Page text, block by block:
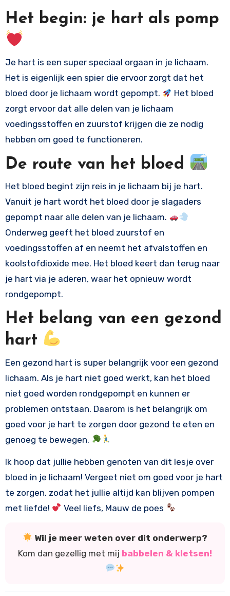
Het begin: je hart als pomp
Je hart is een super speciaal orgaan in je lichaam.
Het is eigenlijk een spier die ervoor zorgt dat het
bloed door je lichaam wordt gepompt.
Het bloed
zorgt ervoor dat alle delen van je lichaam
voedingsstoffen en zuurstof krijgen die ze nodig
hebben om goed te functioneren.
De route van het bloed
Het bloed begint zijn reis in je lichaam bij je hart.
Vanuit je hart wordt het bloed door je slagaders
gepompt naar alle delen van je lichaam.
Onderweg geeft het bloed zuurstof en
voedingsstoffen af en neemt het afvalstoffen en
koolstofdioxide mee. Het bloed keert dan terug naar
je hart via je aderen, waar het opnieuw wordt
rondgepompt.
Het belang van een gezond
hart
Een gezond hart is super belangrijk voor een gezond
lichaam. Als je hart niet goed werkt, kan het bloed
niet goed worden rondgepompt en kunnen er
problemen ontstaan. Daarom is het belangrijk om
goed voor je hart te zorgen door gezond te eten en
genoeg te bewegen.
Ik hoop dat jullie hebben genoten van dit lesje over
bloed in je lichaam! Vergeet niet om goed voor je hart
te zorgen, zodat het jullie altijd kan blijven pompen
met liefde!
Veel liefs, Mauw de poes
Wil je meer weten over dit onderwerp?
Kom dan gezellig met mij babbelen & kletsen!